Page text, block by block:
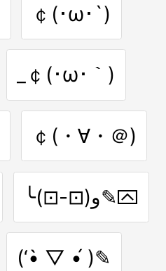
￠(･ω･`)
_￠(･ω･｀)
￠(・∀・＠)
╰(⊡-⊡)و✎⮹
(‘•̀ ▽ •́ )✎